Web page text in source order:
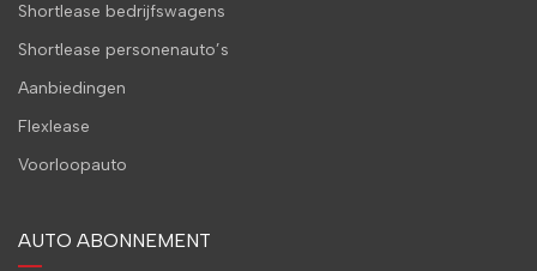
Shortlease bedrijfswagens
Shortlease personenauto’s
Aanbiedingen
Flexlease
Voorloopauto
AUTO ABONNEMENT